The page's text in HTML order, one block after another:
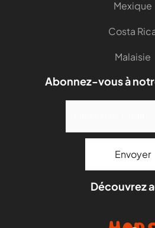
Mexique
Costa
Malaisie
Abonnez-vous à
Découvrez